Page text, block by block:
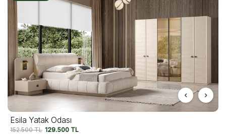
Esila Yatak Odası
152.500TL 129.500 TL